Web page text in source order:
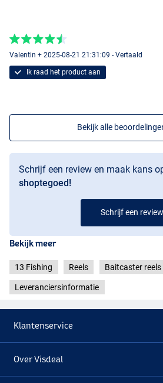
Valentin + 2025-08-21 21:31:09 - Vertaald
Ik raad het product aan
Bekijk alle
Schrijf een review en maak kans
shoptegoed!
Schrijf een review
Bekijk meer
13 Fishing Reels Baitcaster reels
Leveranciersinformatie
Klantenservice
Over Visdeal